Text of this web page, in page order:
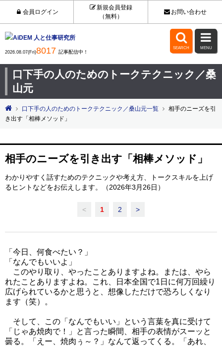
会員ログイン
新規会員登録
（無料）
お問い合わせ
2026.08.07(Fri)8017 記事配信中！

SEARCH

MENU
口下手の人のためのトークテクニック／桑
山元
口下手の人のためのトークテクニック／桑山元一覧
相手のニーズを引
き出す「相棒メソッド」
相手のニーズを引き出す「相棒メソッド」
わかりやすく話すためのテクニックや考え方、トークスキルを上げ
るヒントなどをお伝えします。（2026年3月26日）
< 1 2 >
「今日、何食べたい？」
「なんでもいいよ」
このやり取り、やったことありますよね。または、やら
れたことありますよね。これ、日本全国で1日に何万回繰り
広げられているかと思うと、想像しただけで恐ろしくなり
ます（笑）。
そして、この「なんでもいい」という言葉を真に受けて
「じゃあ焼肉で！」と言った瞬間、相手の表情がスーッと
曇る。「えー、焼肉ぅ～？」なんて返ってくる。「あれ、